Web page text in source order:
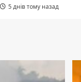
5 днів тому назад